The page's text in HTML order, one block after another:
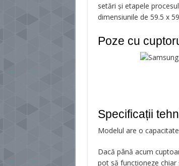
setări și etapele
dimensiunile de 59.5 x
Poze cu
Specificații
Modelul are o
Dacă până acum
pot să funcționeze